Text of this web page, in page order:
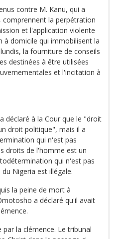
contre M. Kanu, qui a
la perpétration
et l'application violente
à domicile qui immobilisent la
la fourniture de conseils
destinées à être utilisées
et l'incitation à
déclaré à la Cour que le "droit
droit politique", mais il a
qui n'est pas
droits de l'homme est un
qui n'est pas
Nigeria est illégale.
la peine de mort à
a déclaré qu'il avait
la clémence. Le tribunal